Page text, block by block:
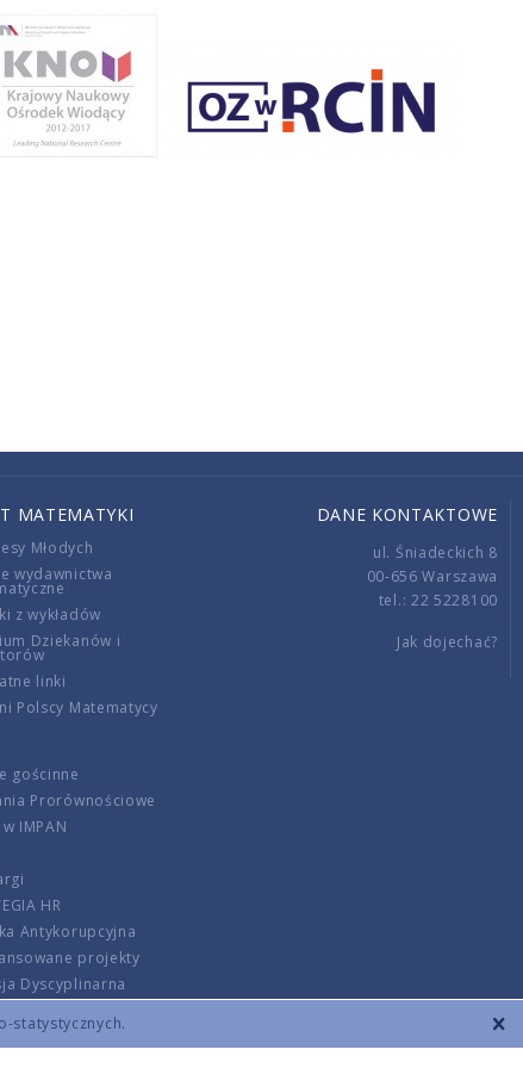
statystycznych.
MATEMATYKI
Młodych
wydawnictwa
z wykładów
Dziekanów i
linki
Polscy Matematycy
gościnne
Prorównościowe
IMPAN
HR
Antykorupcyjna
projekty
Dyscyplinarna
opłat
DANE KONTAKTOWE
ul. Śniadeckich 8
00-656 Warszawa
tel.: 22 5228100
Jak dojechać?